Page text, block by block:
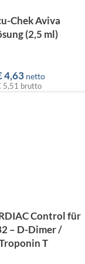
Chek Aviva
(2,5 ml)
4,63 netto
5,51 brutto
Control für
– D-Dimer /
T